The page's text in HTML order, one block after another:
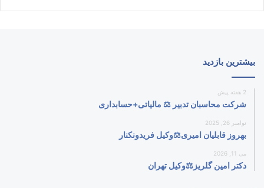
بیشترین بازدید
2 هفته پیش
شرکت محاسبان تدبیر ⚖️ مالیاتی+حسابداری
نوامبر 26, 2025
بهروز قابلیان امیری⚖️وکیل فریدونکنار
می 11, 2026
دکتر امین گلریز⚖️وکیل تهران